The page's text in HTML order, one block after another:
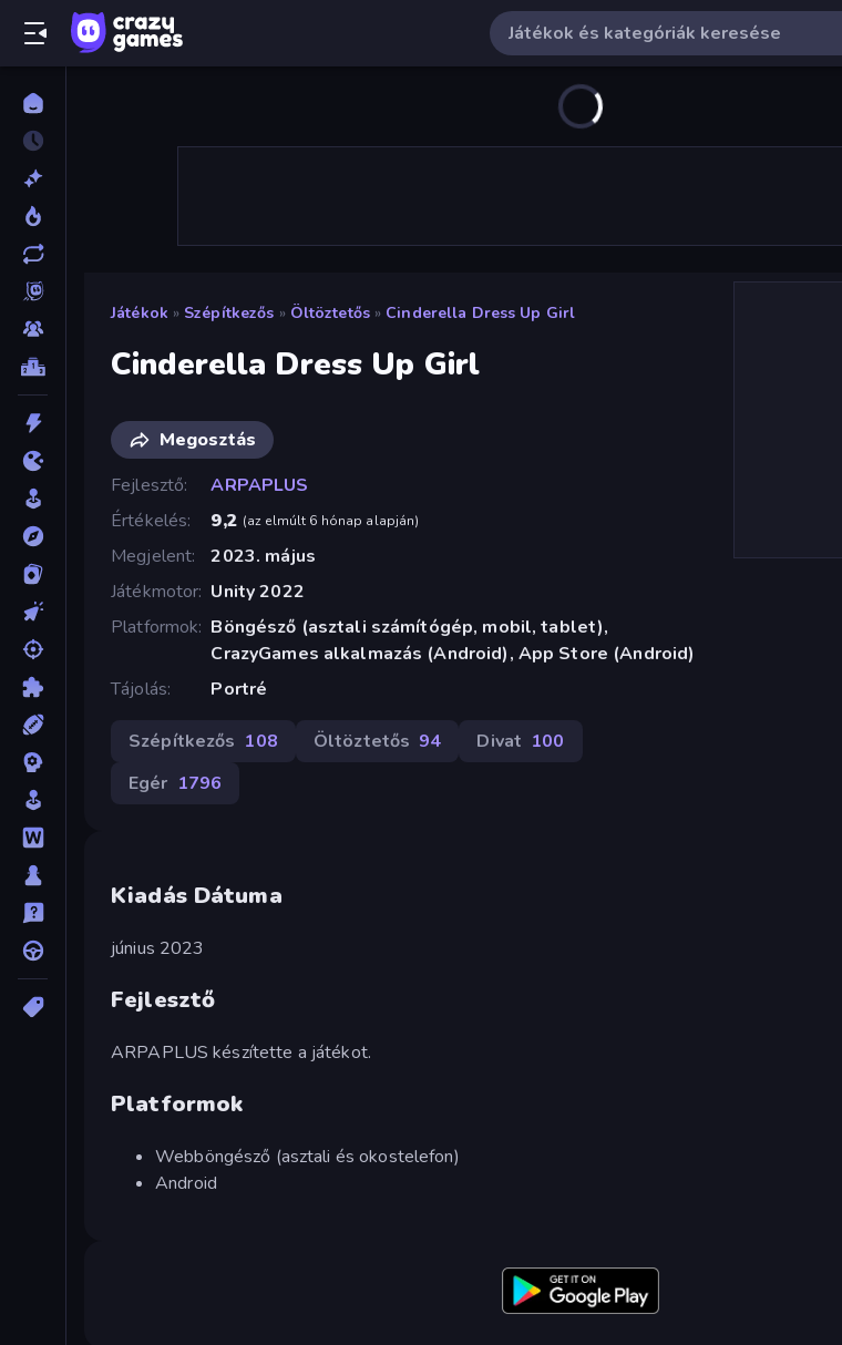
Játékok » Szépítkezős » Öltöztetős » Cinderella Dress Up Girl
Cinderella Dress Up Girl
Megosztás
Fejlesztő
ARPAPLUS
Értékelés
9,2 (az elmúlt 6 hónap alapján)
Megjelent
2023. május
Játékmotor Unity 2022
Platformok Böngésző (asztali számítógép, mobil, tablet),
CrazyGames alkalmazás (Android), App Store (Android)
Tájolás
Portré
Szépítkezős 108 Öltöztetős 94 Divat 100
Egér 1796
Kiadás Dátuma
június 2023
Fejlesztő
ARPAPLUS készítette a játékot.
Platformok
Webböngésző (asztali és okostelefon)
Android